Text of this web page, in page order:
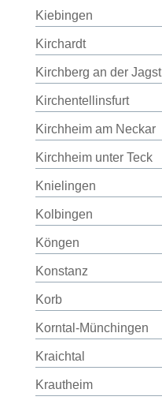
Kiebingen
Kirchardt
Kirchberg an der Jagst
Kirchentellinsfurt
Kirchheim am Neckar
Kirchheim unter Teck
Knielingen
Kolbingen
Köngen
Konstanz
Korb
Korntal-Münchingen
Kraichtal
Krautheim